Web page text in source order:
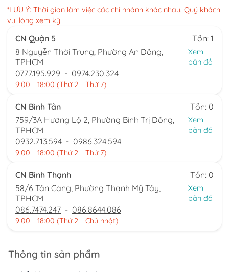
*LƯU Ý: Thời gian làm việc các chi nhánh khác nhau. Quý khách
vui lòng xem kỹ
CN Quận 5
Tồn: 1
8 Nguyễn Thời Trung, Phường An Đông,
TPHCM
Xem
bản đồ
0777.195.929 - 0974.230.324
9:00 - 18:00 (Thứ 2 - Thứ 7)
CN Bình Tân
Tồn: 0
759/3A Hương Lộ 2, Phường Bình Trị Đông,
TPHCM
Xem
bản đồ
0932.713.594 - 0986.324.594
9:00 - 18:00 (Thứ 2 - Thứ 7)
CN Bình Thạnh
Tồn: 0
58/6 Tân Cảng, Phường Thạnh Mỹ Tây,
TPHCM
Xem
bản đồ
086.7474.247 - 086.8644.086
9:00 - 18:00 (Thứ 2 - Chủ nhật)
Thông tin sản phẩm